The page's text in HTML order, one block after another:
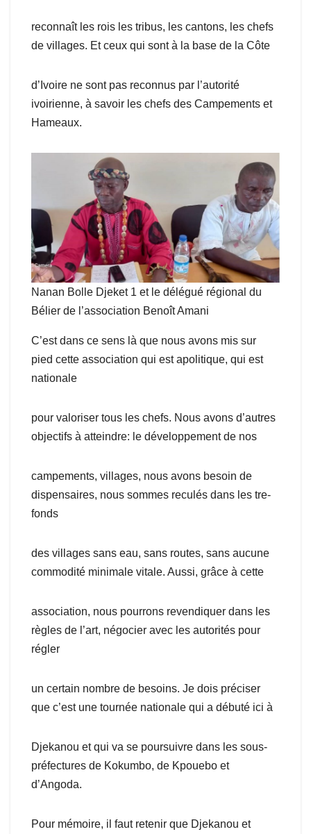
reconnaît les rois les tribus, les cantons, les chefs
de villages. Et ceux qui sont à la base de la Côte
d’Ivoire ne sont pas reconnus par l’autorité
ivoirienne, à savoir les chefs des Campements et
Hameaux.
Nanan Bolle Djeket 1 et le délégué régional du
Bélier de l’association Benoît Amani
C’est dans ce sens là que nous avons mis sur
pied cette association qui est apolitique, qui est
nationale
pour valoriser tous les chefs. Nous avons d’autres
objectifs à atteindre: le développement de nos
campements, villages, nous avons besoin de
dispensaires, nous sommes reculés dans les tre-
fonds
des villages sans eau, sans routes, sans aucune
commodité minimale vitale. Aussi, grâce à cette
association, nous pourrons revendiquer dans les
règles de l’art, négocier avec les autorités pour
régler
un certain nombre de besoins. Je dois préciser
que c’est une tournée nationale qui a débuté ici à
Djekanou et qui va se poursuivre dans les sous-
préfectures de Kokumbo, de Kpouebo et
d’Angoda.
Pour mémoire, il faut retenir que Djekanou et